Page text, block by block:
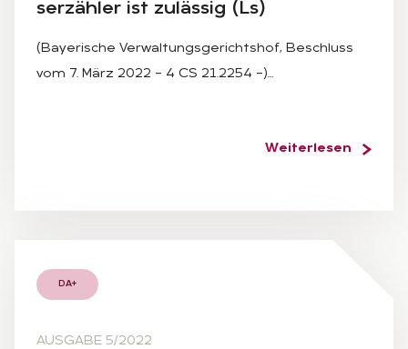
ser­zäh­ler ist zu­läs­sig (Ls)
(Bayerische Verwaltungsgerichtshof, Beschluss
vom 7. März 2022 – 4 CS 21.2254 –)…
Weiterlesen
DA+
AUSGABE 5/2022